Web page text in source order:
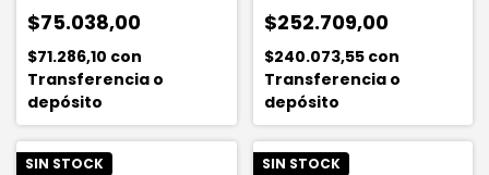
$75.038,00
$71.286,10 con
Transferencia o
depósito
$252.709,00
$240.073,55 con
Transferencia o
depósito
SIN STOCK SIN STOCK